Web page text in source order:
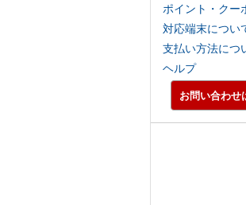
ポイント・クー
対応端末につい
支払い方法につ
ヘルプ
お問い合わせ